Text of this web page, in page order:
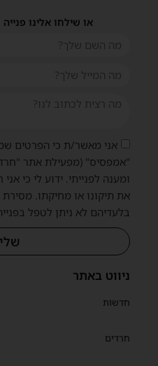
ניווט באתר
חדשות
חרדים
או שילחו אלינו פנייה
אני מאשר/ת כי הפרטים
"אמפסיס" (מפעילת אתר "חרדים
ומענה לפנייתי. ידוע לי כי אני
את תיקונו או מחיקתו. מסירת
בלעדיהם לא ניתן לטפל בפנייה.
שליחה